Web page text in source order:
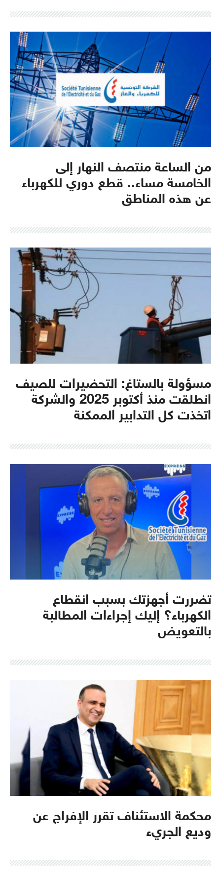
من الساعة منتصف النهار إلى
الخامسة مساء.. قطع دوري للكهرباء
عن هذه المناطق
مسؤولة بالستاغ: التحضيرات للصيف
انطلقت منذ أكتوبر 2025 والشركة
اتخذت كل التدابير الممكنة
تضررت أجهزتك بسبب انقطاع
الكهرباء؟ إليك إجراءات المطالبة
بالتعويض
محكمة الاستئناف تقرر الإفراج عن
وديع الجريء